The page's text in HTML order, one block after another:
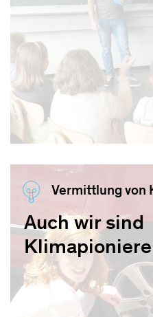
Vermittlung von
Auch wir sind
Klimapioniere